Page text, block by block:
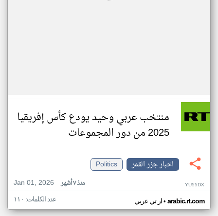
منتخب عربي وحيد يودع كأس إفريقيا
2025 من دور المجموعات
اخبار جزر القمر
Politics
Jan 01, 2026
منذ ٧ أشهر YU55DX
ار تي عربي• arabic.rt.com عدد الكلمات: ١١٠